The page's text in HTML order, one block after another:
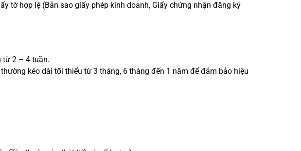
tờ hợp lệ (Bản sao giấy phép kinh doanh, Giấy chứng nhận đăng ký
từ 2 – 4 tuần.
kéo dài tối thiểu từ 3 tháng, 6 tháng đến 1 năm để đảm bảo hiệu